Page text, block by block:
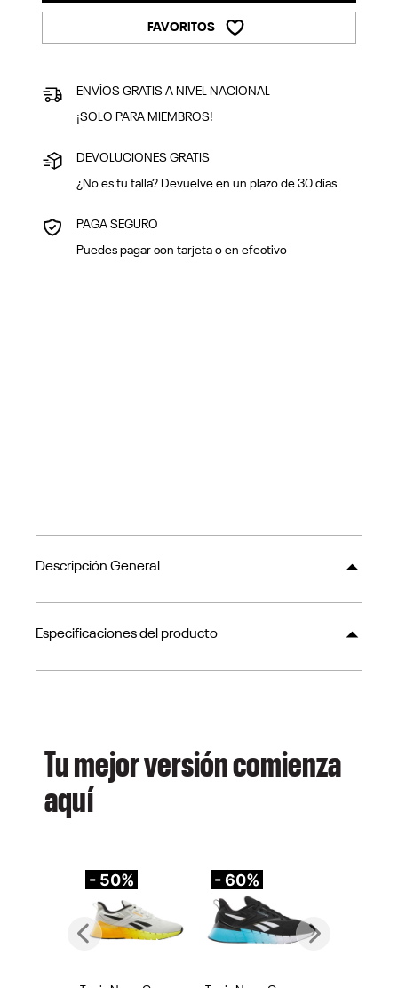
FAVORITOS
ENVÍOS GRATIS A NIVEL NACIONAL
¡SOLO PARA MIEMBROS!
DEVOLUCIONES GRATIS
¿No es tu talla? Devuelve en un plazo de 30 días
PAGA SEGURO
Puedes pagar con tarjeta o en efectivo
Descripción General
Especificaciones del producto
Tu mejor versión comienza
aquí
- 50% - 60%
Previous